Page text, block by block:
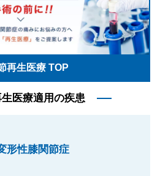
再生医療 TOP
医療適用の疾患
形性膝関節症